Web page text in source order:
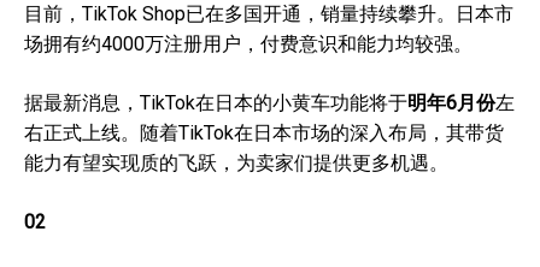
目前，TikTok Shop已在多国开通，销量持续攀升。日本市
场拥有约4000万注册用户，付费意识和能力均较强。
据最新消息，TikTok在日本的小黄车功能将于明年6月份左
右正式上线。随着TikTok在日本市场的深入布局，其带货
能力有望实现质的飞跃，为卖家们提供更多机遇。
02